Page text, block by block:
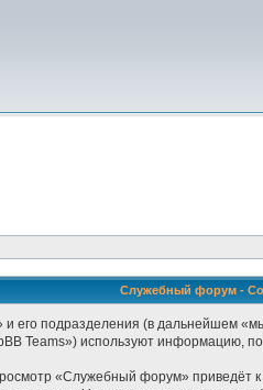
Служебный форум -
его подразделения (в дальнейшем
Teams») используют
«Служебный форум»